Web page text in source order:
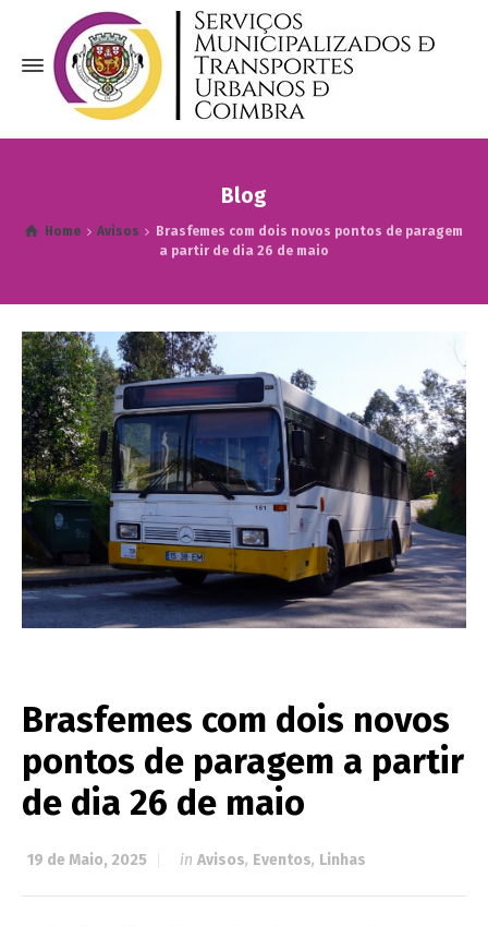
Blog
Home Avisos
Brasfemes com dois novos pontos de paragem
a partir de dia 26 de maio
Brasfemes com dois novos
pontos de paragem a partir
de dia 26 de maio
19 de Maio, 2025 in Avisos, Eventos, Linhas